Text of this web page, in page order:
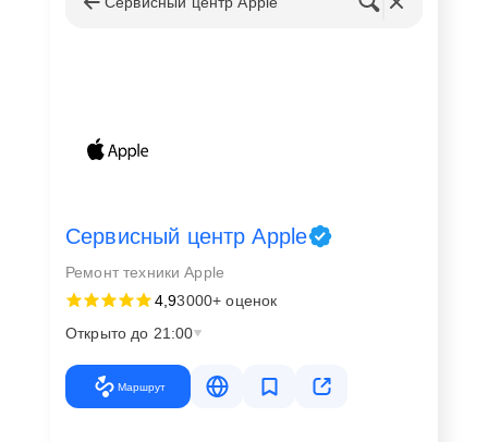
Сервисный центр Apple
Ремонт техники Apple
4,93000+ оценок
Открыто до 21:00
Маршрут